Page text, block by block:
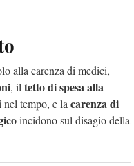
alla carenza di medici,
, il tetto di spesa alla
tempo, e la carenza di
incidono sul disagio della